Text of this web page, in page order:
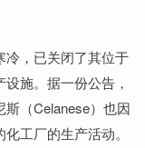
，已关闭了其位于
施。据一份公告，
（Celanese）也因
工厂的生产活动。